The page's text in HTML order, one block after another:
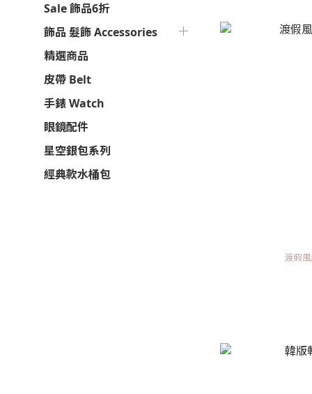
Sale 飾品6折
飾品 髮飾 Accessories
精選商品
皮帶 Belt
手錶 Watch
眼鏡配件
星空銀包系列
經典款水桶包
渡假